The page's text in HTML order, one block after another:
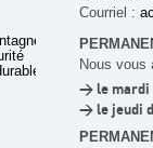
Courriel :
Nous vous
> le mardi
> le jeudi